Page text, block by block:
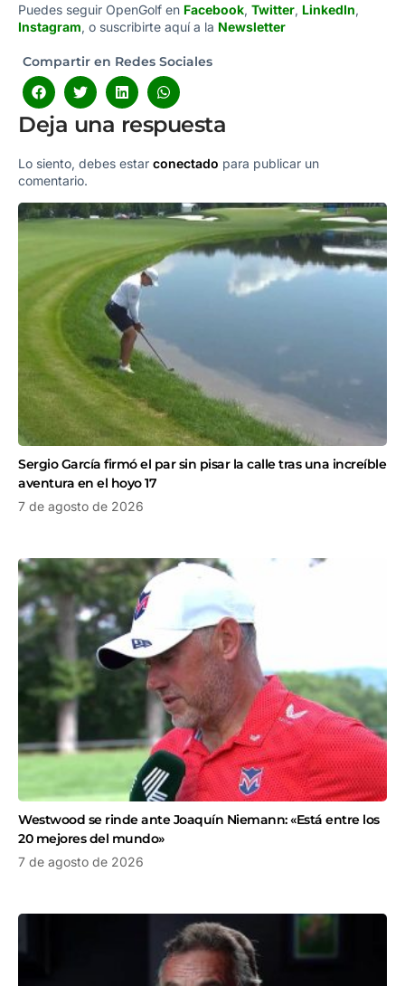
Puedes seguir OpenGolf en Facebook, Twitter, LinkedIn,
Instagram, o suscribirte aquí a la Newsletter
Compartir en Redes Sociales
Deja una respuesta
Lo siento, debes estar conectado para publicar un
comentario.
Sergio García firmó el par sin pisar la calle tras una increíble
aventura en el hoyo 17
7 de agosto de 2026
Westwood se rinde ante Joaquín Niemann: «Está entre los
20 mejores del mundo»
7 de agosto de 2026